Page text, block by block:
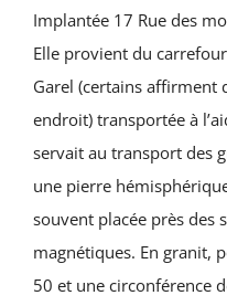
Implantée 17 Rue des
Elle provient du
Garel (certains affirment
endroit) transportée à
servait au transport des
une pierre
souvent placée près des
magnétiques. En granit,
50 et une circonférence